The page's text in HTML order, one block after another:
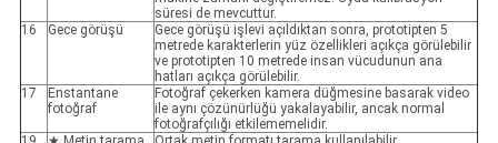
süresi de mevcuttur.
16
Gece görüşü
Gece görüşü işlevi açıldıktan sonra, prototipten 5
metrede karakterlerin yüz özellikleri açıkça görülebilir
ve prototipten 10 metrede insan vücudunun ana
hatları açıkça görülebilir.
17
Enstantane
fotoğraf
Fotoğraf çekerken kamera düğmesine basarak video
ile aynı çözünürlüğü yakalayabilir, ancak normal
fotoğrafçılığı etkilememelidir.